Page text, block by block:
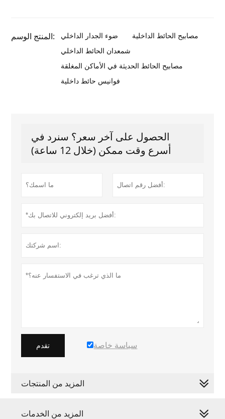
المنتج الوسم: ضوء الجدار الداخلي
مصابيح الحائط الداخلية
شمعدان الحائط الداخلي
مصابيح الحائط الحديثة في الأماكن المغلقة
فوانيس حائط داخلية
الحصول على آخر سعر؟ سنرد في
أسرع وقت ممكن (خلال 12 ساعة)
تقدم سياسة خاصة
المزيد من المنتجات
المزيد من الخدمات